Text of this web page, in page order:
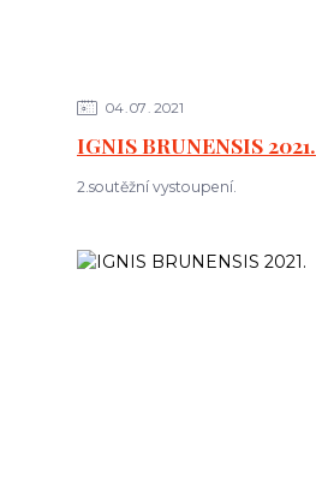
04 07 2021
IGNIS BRUNENSIS 2021.
2.soutěžní vystoupení.